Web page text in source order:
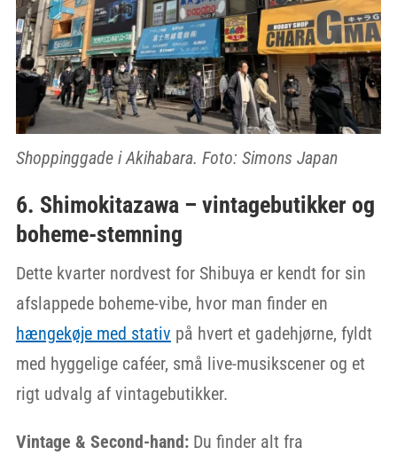
Shoppinggade i Akihabara. Foto: Simons Japan
6. Shimokitazawa – vintagebutikker og
boheme-stemning
Dette kvarter nordvest for Shibuya er kendt for sin
afslappede boheme-vibe, hvor man finder en
hængekøje med stativ på hvert et gadehjørne, fyldt
med hyggelige caféer, små live-musikscener og et
rigt udvalg af vintagebutikker.
Vintage & Second-hand:Du finder alt fra